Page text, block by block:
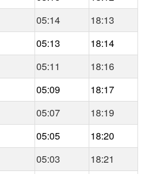
05:14
18:13
05:13
18:14
05:11
18:16
05:09
18:17
05:07
18:19
05:05
18:20
05:03
18:21